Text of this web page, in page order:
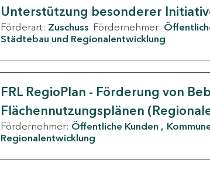
Unterstützung besonderer
Förderart: Zuschuss Fördernehmer:
Städtebau und Regionalentwicklung
FRL RegioPlan - Förderung von
Flächennutzungsplänen
Fördernehmer: Öffentliche Kunden
Regionalentwicklung